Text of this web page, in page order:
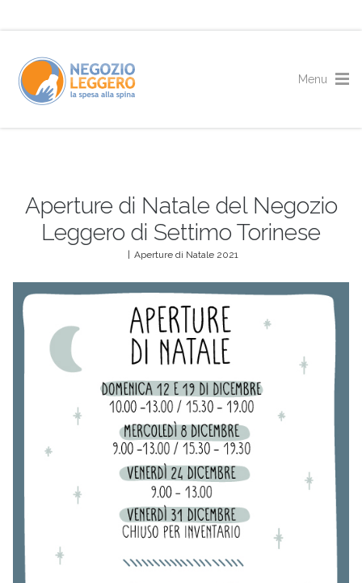
Aperture di Natale del Negozio
Leggero di Settimo Torinese
Aperture di Natale 2021